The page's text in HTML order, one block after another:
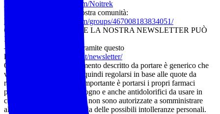
https://www.facebook.com/Noitrek
Iscriviti al gruppo della nostra comunità:
https://www.facebook.com/groups/467008183834051/
CHI VUOLE RICEVERE LA NOSTRA NEWSLETTER PUÒ
ISCRIVERSI
– Alla nostra mailing list tramite questo
link:
https://www.noitrek.it/newsletter/
Ovviamente l’equipaggiamento descritto da portare è generico che
varia in base alle stagioni quindi regolarsi in base alle quote da
raggiungere e le località. Importante è portarsi i propri farmaci
personali per chi ne ha bisogno e anche antidolorifici da usare in
caso di necessità. Le guide non sono autorizzate a somministrare
alcun tipo di farmaco per via delle possibili intolleranze personali.